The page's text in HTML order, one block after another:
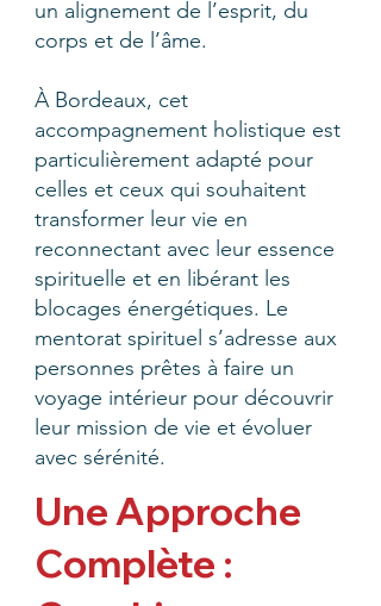
un alignement de l’esprit, du
corps et de l’âme.
À Bordeaux, cet
accompagnement holistique est
particulièrement adapté pour
celles et ceux qui souhaitent
transformer leur vie en
reconnectant avec leur essence
spirituelle et en libérant les
blocages énergétiques. Le
mentorat spirituel s’adresse aux
personnes prêtes à faire un
voyage intérieur pour découvrir
leur mission de vie et évoluer
avec sérénité.
Une Approche
Complète :